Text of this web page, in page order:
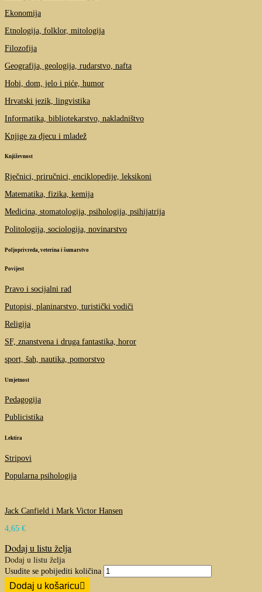
Ekonomija
Etnologija, folklor, mitologija
Filozofija
Geografija, geologija, rudarstvo, nafta
Hobi, dom, jelo i piće, humor
Hrvatski jezik, lingvistika
Informatika, bibliotekarstvo, nakladništvo
Knjige za djecu i mladež
Književnost
Rječnici, priručnici, enciklopedije, leksikoni
Matematika, fizika, kemija
Medicina, stomatologija, psihologija, psihijatrija
Politologija, sociologija, novinarstvo
Poljoprivreda, veterina i šumarstvo
Povijest
Pravo i socijalni rad
Putopisi, planinarstvo, turistički vodiči
Religija
SF, znanstvena i druga fantastika, horor
sport, šah, nautika, pomorstvo
Umjetnost
Pedagogija
Publicistika
Lektira
Stripovi
Popularna psihologija
Jack Canfield i Mark Victor Hansen
4,65 €
Dodaj u listu želja
Dodaj u listu želja
Usudite se pobijediti količina
Dodaj u košaricu